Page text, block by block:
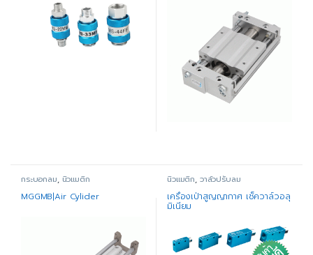
กระบอกลม, นิวแมติก
MGGMB|Air Cylider
นิวแมติก, วาล์วปรับลม
เครื่องเป่าสูญญากาศ เช็ควาล์วอลุ
มิเนียม